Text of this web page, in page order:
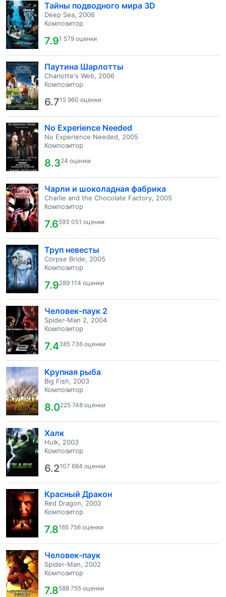
Тайны подводного мира 3D
Deep Sea, 2006
Композитор
7.91 579 оценки
Паутина Шарлотты
Charlotte's Web, 2006
Композитор
6.715 960 оценки
No Experience Needed
No Experience Needed, 2005
Композитор
8.324 оценки
Чарли и шоколадная фабрика
Charlie and the Chocolate Factory, 2005
Композитор
7.6593 051 оценки
Труп невесты
Corpse Bride, 2005
Композитор
7.9289 114 оценки
Человек-паук 2
Spider-Man 2, 2004
Композитор
7.4385 736 оценки
Крупная рыба
Big Fish, 2003
Композитор
8.0225 748 оценки
Халк
Hulk, 2003
Композитор
6.2107 684 оценки
Красный Дракон
Red Dragon, 2002
Композитор
7.8165 756 оценки
Человек-паук
Spider-Man, 2002
Композитор
7.8588 755 оценки